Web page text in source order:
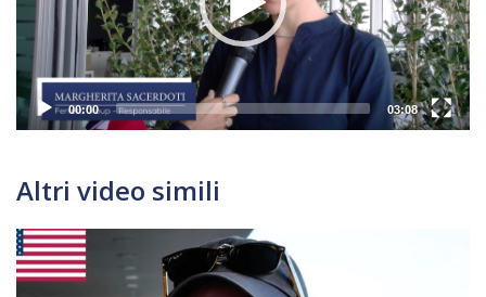
00:00 03:08
Altri video simili